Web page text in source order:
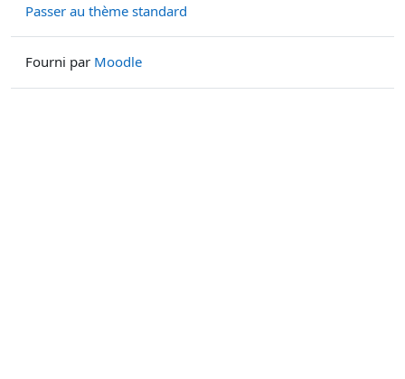
Passer au thème standard
Fourni par Moodle